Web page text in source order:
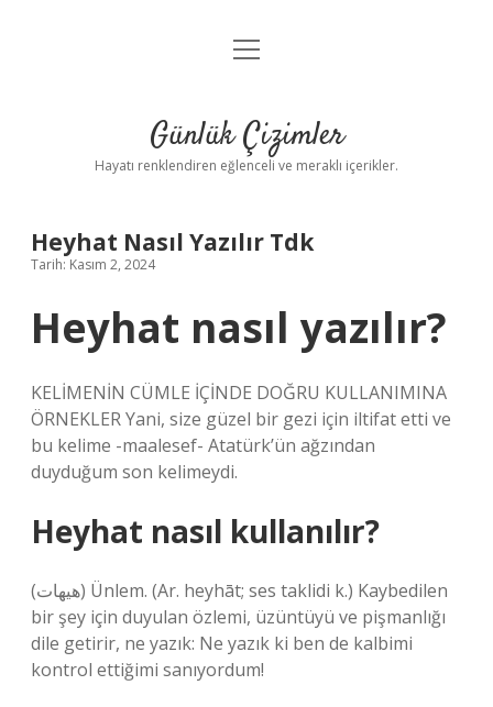
Anasayfa
Yasal Uyarı
menüyü
Günlük Çizimler
Hayatı renklendiren eğlenceli ve meraklı içerikler.
Heyhat Nasıl Yazılır Tdk
Tarih: Kasım 2, 2024
Heyhat nasıl yazılır?
KELİMENİN CÜMLE İÇİNDE DOĞRU KULLANIMINA
ÖRNEKLER Yani, size güzel bir gezi için iltifat etti ve
bu kelime -maalesef- Atatürk’ün ağzından
duyduğum son kelimeydi.
Heyhat nasıl kullanılır?
(ﻫﻴﻬﺎﺕ) Ünlem. (Ar. heyhāt; ses taklidi k.) Kaybedilen
bir şey için duyulan özlemi, üzüntüyü ve pişmanlığı
dile getirir, ne yazık: Ne yazık ki ben de kalbimi
kontrol ettiğimi sanıyordum!